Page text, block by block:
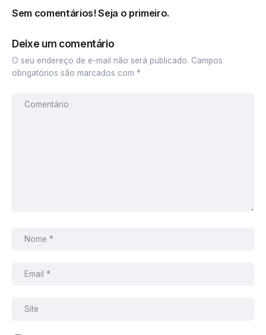
Sem comentários! Seja o primeiro.
Deixe um comentário
O seu endereço de e-mail não será publicado. Campos
obrigatórios são marcados com *